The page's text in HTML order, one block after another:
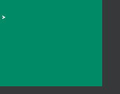
>